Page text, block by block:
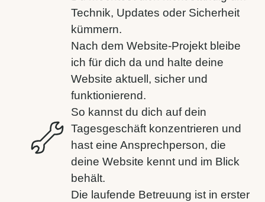
Technik, Updates oder Sicherheit
kümmern.
Nach dem Website-Projekt bleibe
ich für dich da und halte deine
Website aktuell, sicher und
funktionierend.
So kannst du dich auf dein
Tagesgeschäft konzentrieren und
hast eine Ansprechperson, die
deine Website kennt und im Blick
behält.
Die laufende Betreuung ist in erster